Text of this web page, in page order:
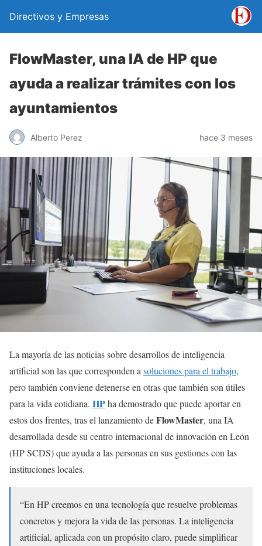
Directivos y Empresas
FlowMaster, una IA de HP que
ayuda a realizar trámites con los
ayuntamientos
Alberto Perez hace 3 meses
La mayoría de las noticias sobre desarrollos de inteligencia
artificial son las que corresponden a soluciones para el trabajo,
pero también conviene detenerse en otras que también son útiles
para la vida cotidiana. HPha demostrado que puede aportar en
estos dos frentes, tras el lanzamiento deFlowMaster, una IA
desarrollada desde su centro internacional de innovación en León
(HP SCDS) que ayuda a las personas en sus gestiones con las
instituciones locales.
“En HP creemos en una tecnología que resuelve problemas
concretos y mejora la vida de las personas. La inteligencia
artificial, aplicada con un propósito claro, puede simplificar